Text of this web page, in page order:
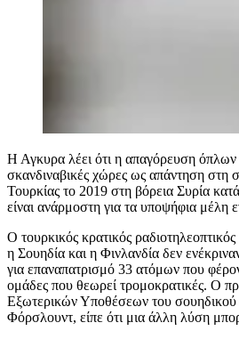
Η Αγκυρα λέει ότι η απαγόρευση όπλων
σκανδιναβικές χώρες ως απάντηση στη
Τουρκίας το 2019 στη βόρεια Συρία
είναι ανάρμοστη για τα υποψήφια μέλη
Ο τουρκικός κρατικός
η Σουηδία και η Φινλανδία δεν
για επαναπατρισμό 33 ατόμων που
ομάδες που θεωρεί τρομοκρατικές. Ο
Εξωτερικών Υποθέσεων του σουηδικού
Φόρσλουντ, είπε ότι μια άλλη λύση